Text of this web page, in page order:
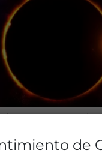
lugares de
ver el eclipse del 12
de